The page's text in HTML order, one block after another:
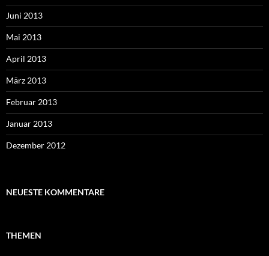
Juni 2013
Mai 2013
April 2013
März 2013
Februar 2013
Januar 2013
Dezember 2012
NEUESTE KOMMENTARE
THEMEN